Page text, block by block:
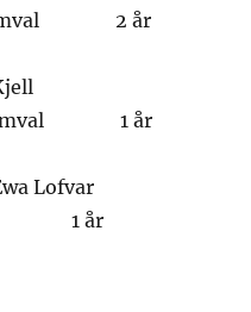
2 år
1 år
1 år